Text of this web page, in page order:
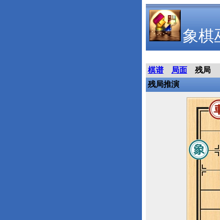
象棋
棋谱 局面
残局
残局推演